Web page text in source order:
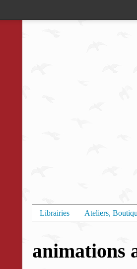
Librairies Ateliers,
animations